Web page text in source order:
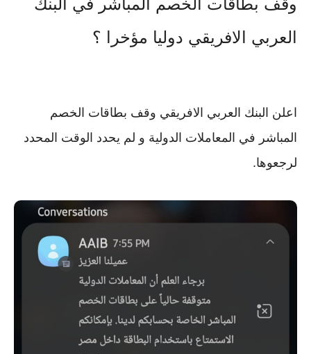
وقف بطاقات الخصم المباشر في البنك
العربي الافريقي دوليا مؤخرا ؟
اعلن البنك العربي الافريقي وقف بطاقات الخصم
المباشر في المعاملات الدولية و لم يحدد الوقت المحدد
لرجعوها.